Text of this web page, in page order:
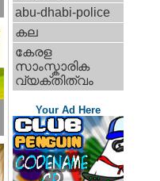
abu-dhabi-police
കല
കേരള
സാംസ്കാരിക
വ്യക്തിത്വം
Your Ad Here